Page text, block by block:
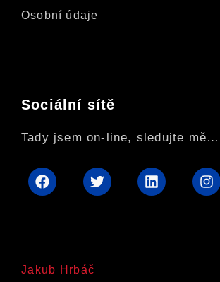
Osobní údaje
Sociální sítě
Tady jsem on-line, sledujte mě…
Jakub Hrbáč